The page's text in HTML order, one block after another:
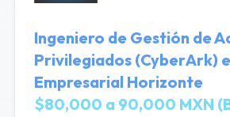
Ingeniero de Gestión de
Privilegiados (CyberArk)
Empresarial Horizonte
$80,000 a 90,000 MXN